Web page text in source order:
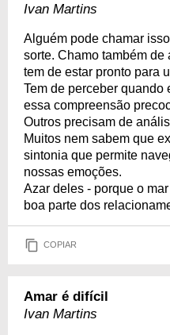
Ivan Martins
Alguém pode chamar
sorte. Chamo também de
tem de estar pronto para
Tem de perceber quando
essa compreensão
Outros precisam de
Muitos nem sabem que
sintonia que permite
nossas emoções.
Azar deles - porque o
boa parte dos
COPIAR
Amar é difícil
Ivan Martins